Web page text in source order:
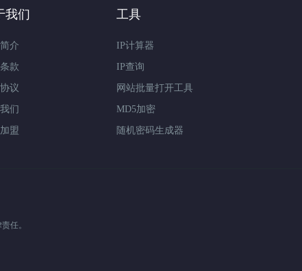
我们
介
款
议
们
盟
工具
IP计算器
IP查询
网站批量打开工具
MD5加密
随机密码生成器
任。